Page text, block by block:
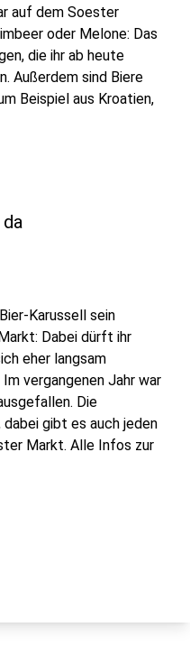
auf dem Soester
oder Melone: Das
die ihr ab heute
Außerdem sind Biere
Beispiel aus Kroatien,
Karussell sein
Dabei dürft ihr
eher langsam
vergangenen Jahr war
Die
gibt es auch jeden
Markt. Alle Infos zur